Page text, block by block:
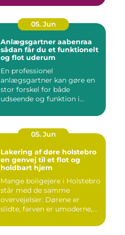
05. Jun
Anlægsgartner aabenraa
sådan får du et funktionelt
og flot uderum
En professionel
anlægsgartner kan gøre en
stor forskel for både
udseende og funktion i
05. Jun
Lakering af døre holstebro
en genvej til et flot og
holdbart hjem
Mange boligejere i Holstebro
står med de samme
overvejelser: Dørene er
slidte, farven er umoderne,